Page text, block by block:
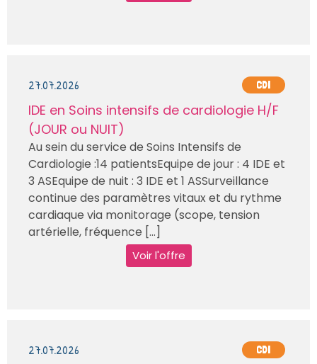
27.07.2026 CDI
IDE en Soins intensifs de cardiologie H/F
(JOUR ou NUIT)
Au sein du service de Soins Intensifs de
Cardiologie :14 patientsEquipe de jour : 4 IDE et
3 ASEquipe de nuit : 3 IDE et 1 ASSurveillance
continue des paramètres vitaux et du rythme
cardiaque via monitorage (scope, tension
artérielle, fréquence [...]
Voir l'offre
27.07.2026 CDI